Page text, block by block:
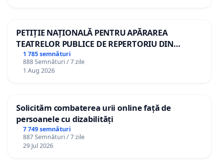
PETIȚIE NAȚIONALĂ PENTRU APĂRAREA
TEATRELOR PUBLICE DE REPERTORIU DIN
ROMÂNIA
1 785 semnături
888 Semnături / 7 zile
1 Aug 2026
Solicităm combaterea urii online față de
persoanele cu dizabilități
7 749 semnături
887 Semnături / 7 zile
29 Jul 2026